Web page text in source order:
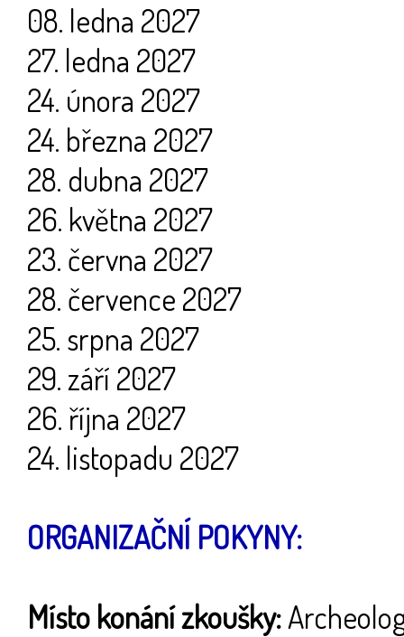
08. ledna 2027
27. ledna 2027
24. února 2027
24. března 2027
28. dubna 2027
26. května 2027
23. června 2027
28. července 2027
25. srpna 2027
29. září 2027
26. října 2027
24. listopadu 2027
ORGANIZAČNÍ POKYNY:
Místo konání zkoušky: